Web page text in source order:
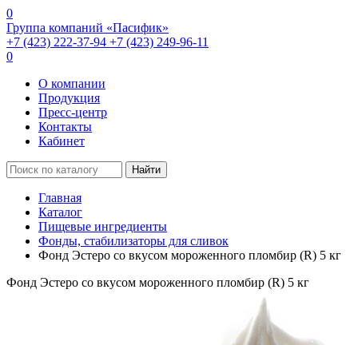
0
Группа компаний «Пасифик»
+7 (423) 222-37-94 +7 (423) 249-96-11
0
О компании
Продукция
Пресс-центр
Контакты
Кабинет
Найти
Главная
Каталог
Пищевые ингредиенты
Фонды, стабилизаторы для сливок
Фонд Эстеро со вкусом мороженного пломбир (R) 5 кг
Фонд Эстеро со вкусом мороженного пломбир (R) 5 кг